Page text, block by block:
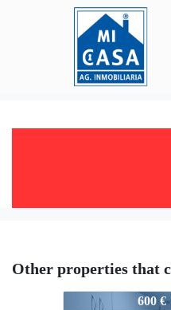
Other properties that
3739-
600 €